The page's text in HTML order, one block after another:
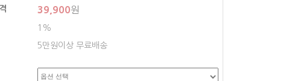
39,900원
1%
5만원이상 무료배송